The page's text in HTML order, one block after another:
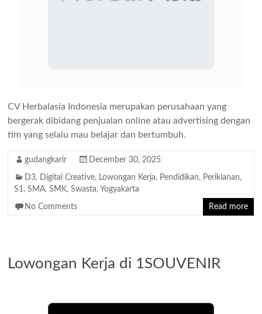
CV Herbalasia Indonesia merupakan perusahaan yang
bergerak dibidang penjualan online atau advertising dengan
tim yang selalu mau belajar dan bertumbuh.
gudangkarir December 30, 2025
D3, Digital Creative, Lowongan Kerja, Pendidikan, Periklanan,
S1,SMA,SMK,Swasta, Yogyakarta
No Comments Read more
Lowongan Kerja di 1SOUVENIR